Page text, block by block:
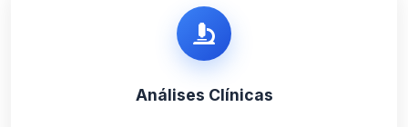
Análises Clínicas